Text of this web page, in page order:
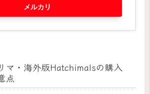
メルカリ
マ・海外版Hatchimalsの購入
点